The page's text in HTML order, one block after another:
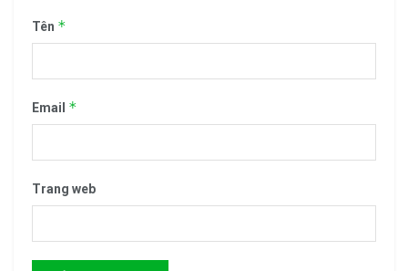
Tên *
Email *
Trang web